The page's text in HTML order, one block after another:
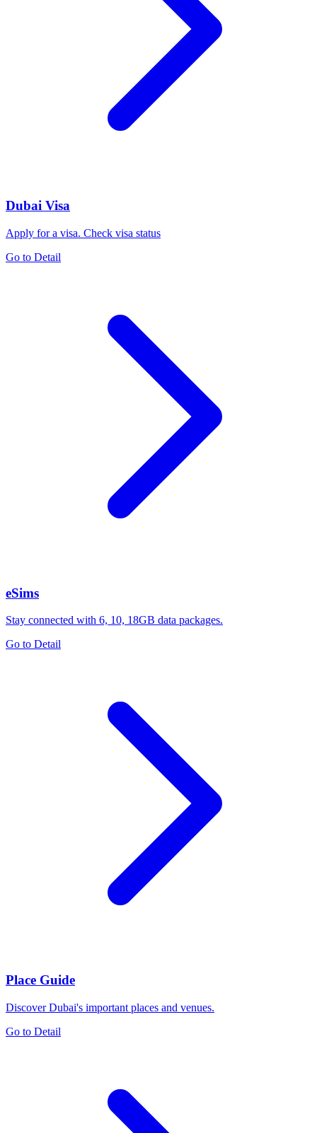
Dubai Visa
Apply for a visa. Check visa status
Go to Detail
eSims
Stay connected with 6, 10, 18GB data packages.
Go to Detail
Place Guide
Discover Dubai's important places and venues.
Go to Detail